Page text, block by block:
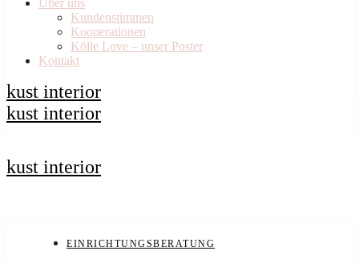
Über uns
Kundenstimmen
Kooperationen
Kölle Love – unser Poster
Kontakt
kust interior
kust interior
kust interior
EINRICHTUNGSBERATUNG